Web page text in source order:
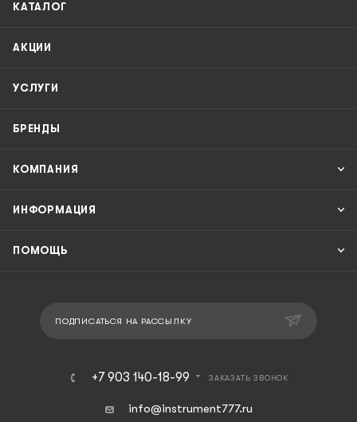
КАТАЛОГ
АКЦИИ
УСЛУГИ
БРЕНДЫ
КОМПАНИЯ
ИНФОРМАЦИЯ
ПОМОЩЬ
ПОДПИСАТЬСЯ НА РАССЫЛКУ
+7 903 140-18-99 ЗАКАЗАТЬ ЗВОНОК
info@instrument777.ru